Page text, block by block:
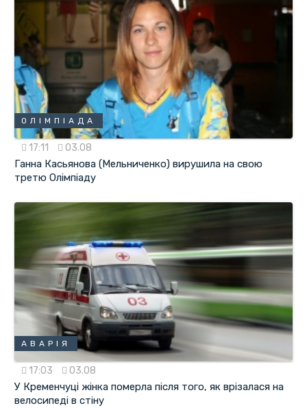
ОЛІМПІАДА
17:11 03.08
Ганна Касьянова (Мельниченко) вирушила на свою
третю Олімпіаду
АВАРІЯ
17:03 03.08
У Кременчуці жінка померла після того, як врізалася на
велосипеді в стіну